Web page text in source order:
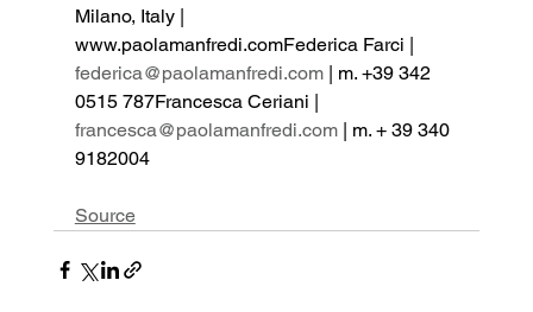
Milano, Italy |
www.paolamanfredi.comFederica Farci |
federica@paolamanfredi.com | m. +39 342
0515 787Francesca Ceriani |
francesca@paolamanfredi.com | m. + 39 340
9182004
Source